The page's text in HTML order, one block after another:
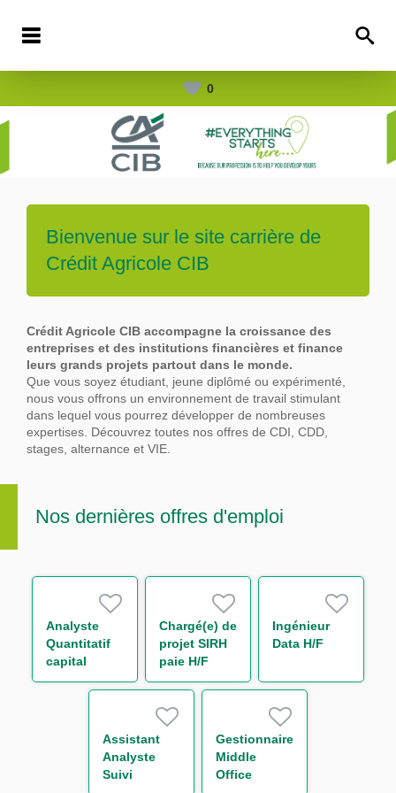
0
Bienvenue sur le site carrière de
Crédit Agricole CIB
Crédit Agricole CIB accompagne la croissance des
entreprises et des institutions financières et finance
leurs grands projets partout dans le monde.
Que vous soyez étudiant, jeune diplômé ou expérimenté,
nous vous offrons un environnement de travail stimulant
dans lequel vous pourrez développer de nombreuses
expertises. Découvrez toutes nos offres de CDI, CDD,
stages, alternance et VIE.
Nos dernières offres d'emploi
Analyste
Quantitatif
capital
économique
Chargé(e) de
projet SIRH
paie H/F
Ingénieur
Data H/F
Assistant
Analyste
Suivi
Gestionnaire
Middle
Office